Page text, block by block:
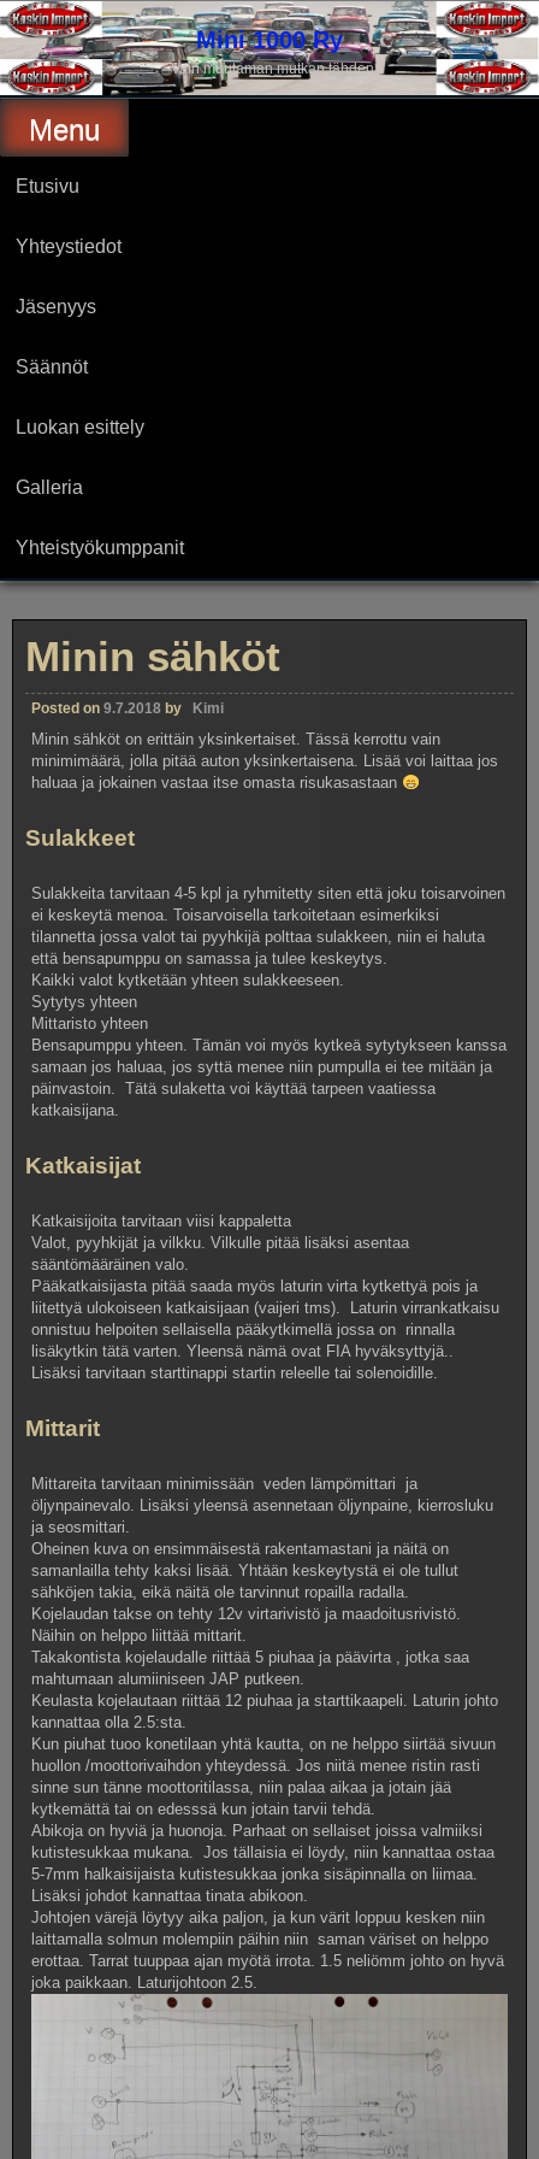
Skip
to
content
Mini 1000 Ry
Vain muutaman mutkan tähden
Menu
Etusivu
Yhteystiedot
Jäsenyys
Säännöt
Luokan esittely
Galleria
Yhteistyökumppanit
Minin sähköt
Posted on 9.7.2018 by Kimi
Minin sähköt on erittäin yksinkertaiset. Tässä kerrottu vain
minimimäärä, jolla pitää auton yksinkertaisena. Lisää voi laittaa jos
haluaa ja jokainen vastaa itse omasta risukasastaan
Sulakkeet
Sulakkeita tarvitaan 4-5 kpl ja ryhmitetty siten että joku toisarvoinen
ei keskeytä menoa. Toisarvoisella tarkoitetaan esimerkiksi
tilannetta jossa valot tai pyyhkijä polttaa sulakkeen, niin ei haluta
että bensapumppu on samassa ja tulee keskeytys.
Kaikki valot kytketään yhteen sulakkeeseen.
Sytytys yhteen
Mittaristo yhteen
Bensapumppu yhteen. Tämän voi myös kytkeä sytytykseen kanssa
samaan jos haluaa, jos syttä menee niin pumpulla ei tee mitään ja
päinvastoin. Tätä sulaketta voi käyttää tarpeen vaatiessa
katkaisijana.
Katkaisijat
Katkaisijoita tarvitaan viisi kappaletta
Valot, pyyhkijät ja vilkku. Vilkulle pitää lisäksi asentaa
sääntömääräinen valo.
Pääkatkaisijasta pitää saada myös laturin virta kytkettyä pois ja
liitettyä ulokoiseen katkaisijaan (vaijeri tms). Laturin virrankatkaisu
onnistuu helpoiten sellaisella pääkytkimellä jossa on rinnalla
lisäkytkin tätä varten. Yleensä nämä ovat FIA hyväksyttyjä..
Lisäksi tarvitaan starttinappi startin releelle tai solenoidille.
Mittarit
Mittareita tarvitaan minimissään veden lämpömittari ja
öljynpainevalo. Lisäksi yleensä asennetaan öljynpaine, kierrosluku
ja seosmittari.
Oheinen kuva on ensimmäisestä rakentamastani ja näitä on
samanlailla tehty kaksi lisää. Yhtään keskeytystä ei ole tullut
sähköjen takia, eikä näitä ole tarvinnut ropailla radalla.
Kojelaudan takse on tehty 12v virtarivistö ja maadoitusrivistö.
Näihin on helppo liittää mittarit.
Takakontista kojelaudalle riittää 5 piuhaa ja päävirta , jotka saa
mahtumaan alumiiniseen JAP putkeen.
Keulasta kojelautaan riittää 12 piuhaa ja starttikaapeli. Laturin johto
kannattaa olla 2.5:sta.
Kun piuhat tuoo konetilaan yhtä kautta, on ne helppo siirtää sivuun
huollon /moottorivaihdon yhteydessä. Jos niitä menee ristin rasti
sinne sun tänne moottoritilassa, niin palaa aikaa ja jotain jää
kytkemättä tai on edesssä kun jotain tarvii tehdä.
Abikoja on hyviä ja huonoja. Parhaat on sellaiset joissa valmiiksi
kutistesukkaa mukana. Jos tällaisia ei löydy, niin kannattaa ostaa
5-7mm halkaisijaista kutistesukkaa jonka sisäpinnalla on liimaa.
Lisäksi johdot kannattaa tinata abikoon.
Johtojen värejä löytyy aika paljon, ja kun värit loppuu kesken niin
laittamalla solmun molempiin päihin niin saman väriset on helppo
erottaa. Tarrat tuuppaa ajan myötä irrota. 1.5 neliömm johto on hyvä
joka paikkaan. Laturijohtoon 2.5.